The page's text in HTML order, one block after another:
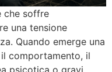
che soffre
una tensione
Quando emerge una
comportamento, il